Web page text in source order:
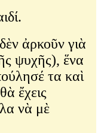
ἀρκοῦν γιὰ
ψυχῆς), ἕνα
τα καὶ
ἔχεις
νὰ μὲ